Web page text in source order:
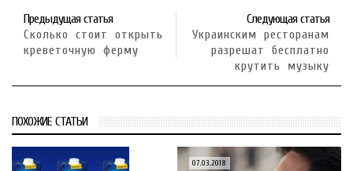
Предыдущая статья
Сколько стоит открыть
креветочную ферму
Следующая статья
Украинским ресторанам
разрешат бесплатно
крутить музыку
ПОХОЖИЕ СТАТЬИ
07.03.2018